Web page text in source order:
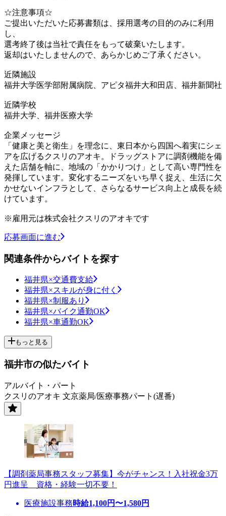
☆注意事項☆
ご提出いただいた応募書類は、採用選考の目的のみに利用
し、
選考終了後は当社で責任をもって破棄いたします。
返却はいたしませんので、あらかじめご了承ください。
近隣施設
福井大学医学部附属病院、アピタ福井大和田店、福井新聞社
近隣学校
福井大学、福井医療大学
企業メッセージ
「健康と美と衛生」を理念に、東日本から四国へ着実にシェ
アを広げるクスリのアオキ。ドラッグストアに調剤機能を備
えた店舗を軸に、地域の「かかりつけ」として高い専門性を
発揮しています。変化するニーズをいち早く捉え、生活に欠
かせないインフラとして、さらなるサービス向上と成長を続
けています。
※雇用元は株式会社クスリのアオキです
応募画面に進む
関連条件からバイトを探す
福井県×交通費支給
福井県×スキルが身に付く
福井県×制服あり
福井県×バイク通勤OK
福井県×車通勤OK
もっと見る
福井市の似たバイト
アルバイト・パート
クスリのアオキ 文京薬局/医療事務パート(遅番)
【調剤薬局事務スタッフ募集】今がチャンス！入社祝金3万
円進呈 資格・経験一切不要！
医療施設事務時給1,100円〜1,580円